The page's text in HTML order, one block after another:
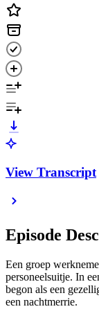
View Transcript
Episode
Een groep
personeelsuitje. In
begon als een
een nachtmerrie.